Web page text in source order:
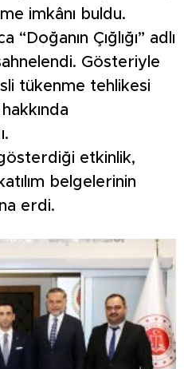
imkânı buldu.
Çığlığı” adlı
Gösteriyle
tükenme tehlikesi
etkinlik,
belgelerinin
erdi.